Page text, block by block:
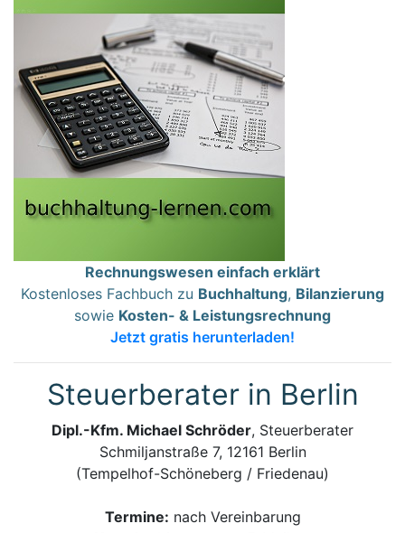
Rechnungswesen einfach erklärt
Kostenloses Fachbuch zu Buchhaltung, Bilanzierung
sowie Kosten- & Leistungsrechnung
Jetzt gratis herunterladen!
Steuerberater in Berlin
Dipl.-Kfm. Michael Schröder, Steuerberater
Schmiljanstraße 7, 12161 Berlin
(Tempelhof-Schöneberg / Friedenau)
Termine: nach Vereinbarung